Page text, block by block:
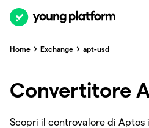
Home Exchange apt-usd
Convertitore
Scopri il controvalore di Aptos